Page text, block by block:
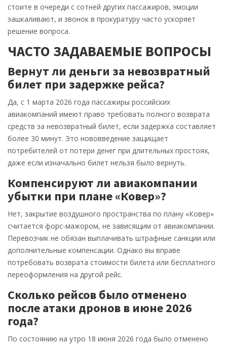
стоите в очереди с сотней других пассажиров, эмоции
зашкаливают, и звонок в прокуратуру часто ускоряет
решение вопроса.
ЧАСТО ЗАДАВАЕМЫЕ ВОПРОСЫ
Вернут ли деньги за невозвратный
билет при задержке рейса?
Да, с 1 марта 2026 года пассажиры российских
авиакомпаний имеют право требовать полного возврата
средств за невозвратный билет, если задержка составляет
более 30 минут. Это нововведение защищает
потребителей от потери денег при длительных простоях,
даже если изначально билет нельзя было вернуть.
Компенсируют ли авиакомпании
убытки при плане «Ковер»?
Нет, закрытие воздушного пространства по плану «Ковер»
считается форс-мажором, не зависящим от авиакомпании.
Перевозчик не обязан выплачивать штрафные санкции или
дополнительные компенсации. Однако вы вправе
потребовать возврата стоимости билета или бесплатного
переоформления на другой рейс.
Сколько рейсов было отменено
после атаки дронов в июне 2026
года?
По состоянию на утро 18 июня 2026 года было отменено